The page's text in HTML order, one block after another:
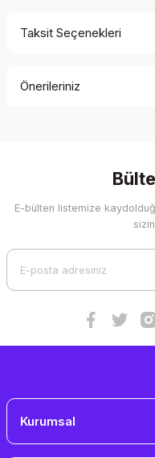
Taksit Seçenekleri
Önerileriniz
Görüş ve önerileriniz için
Ürün resmi kalitesiz,
E-bülten listemize
Kurumsal